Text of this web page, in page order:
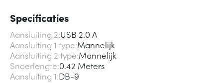
Specificaties
Aansluiting 2 USB 2.0 A
Aansluiting 1 type Mannelijk
Aansluiting 2 type Mannelijk
Snoerlengte 0.42 Meters
Aansluiting 1 DB-9